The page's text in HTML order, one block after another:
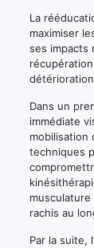
La
maximiser
ses impacts
Dans un
immédiate
mobilisation
techniques
rachis au
Par la suite,